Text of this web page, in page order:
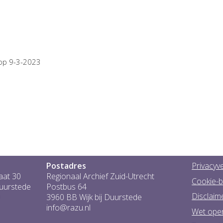
9-3-2023
30
Postadres
Regionaal Archief Zuid-Utrecht
Postbus 64
3960 BB Wijk bij Duurstede
info@razu.nl
Cookie-
Wet